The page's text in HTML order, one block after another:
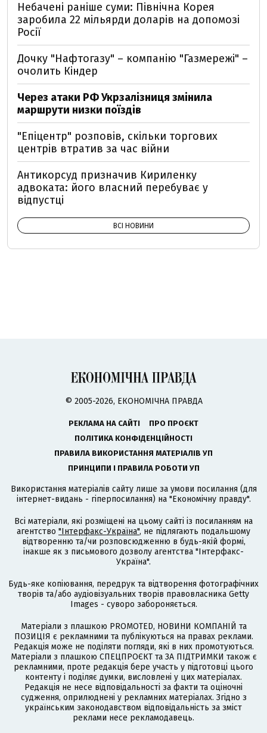
Небачені раніше суми: Північна Корея
заробила 22 мільярди доларів на допомозі
Росії
Дочку "Нафтогазу" – компанію "Газмережі" –
очолить Кіндер
Через атаки РФ Укрзалізниця змінила
маршрути низки поїздів
"Епіцентр" розповів, скільки торгових
центрів втратив за час війни
Антикорсуд призначив Кириленку
адвоката: його власний перебуває у
відпустці
ВСІ НОВИНИ
© 2005-2026, ЕКОНОМІЧНА ПРАВДА
РЕКЛАМА НА САЙТІ
ПРО ПРОЄКТ
ПОЛІТИКА КОНФІДЕНЦІЙНОСТІ
ПРАВИЛА ВИКОРИСТАННЯ МАТЕРІАЛІВ УП
ПРИНЦИПИ І ПРАВИЛА РОБОТИ УП
Використання матеріалів сайту лише за умови посилання (для
інтернет-видань - гіперпосилання) на "Економічну правду".
Всі матеріали, які розміщені на цьому сайті із посиланням на
агентство "Інтерфакс-Україна", не підлягають подальшому
відтворенню та/чи розповсюдженню в будь-якій формі,
інакше як з письмового дозволу агентства "Інтерфакс-
Україна".
Будь-яке копіювання, передрук та відтворення фотографічних
творів та/або аудіовізуальних творів правовласника Getty
Images - суворо забороняється.
Матеріали з плашкою PROMOTED, НОВИНИ КОМПАНІЙ та
ПОЗИЦІЯ є рекламними та публікуються на правах реклами.
Редакція може не поділяти погляди, які в них промотуються.
Матеріали з плашкою СПЕЦПРОЄКТ та ЗА ПІДТРИМКИ також є
рекламними, проте редакція бере участь у підготовці цього
контенту і поділяє думки, висловлені у цих матеріалах.
Редакція не несе відповідальності за факти та оціночні
судження, оприлюднені у рекламних матеріалах. Згідно з
українським законодавством відповідальність за зміст
реклами несе рекламодавець.